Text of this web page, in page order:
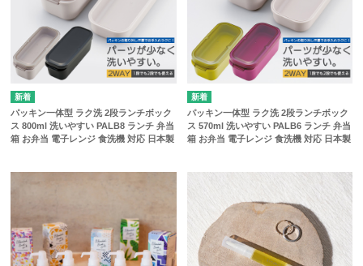
パッキン一体型 ラク洗 2段ランチボック
ス 800ml 洗いやすい PALB8 ランチ 弁当
箱 お弁当 電子レンジ 食洗機 対応 日本製
パッキン一体型 ラク洗 2段ランチボック
ス 570ml 洗いやすい PALB6 ランチ 弁当
箱 お弁当 電子レンジ 食洗機 対応 日本製